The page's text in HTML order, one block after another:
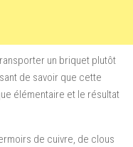
un briquet plutôt
de savoir que cette
élémentaire et le résultat
de cuivre, de clous